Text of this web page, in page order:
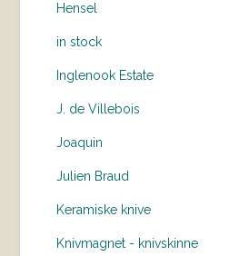
Hensel
in stock
Inglenook Estate
J. de Villebois
Joaquin
Julien Braud
Keramiske knive
Knivmagnet - knivskinne